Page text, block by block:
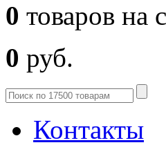
0 товаров на
0 руб.
Контакты